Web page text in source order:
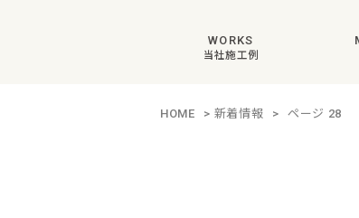
WORKS
当社施工例
HOME > 新着情報 > ページ 28